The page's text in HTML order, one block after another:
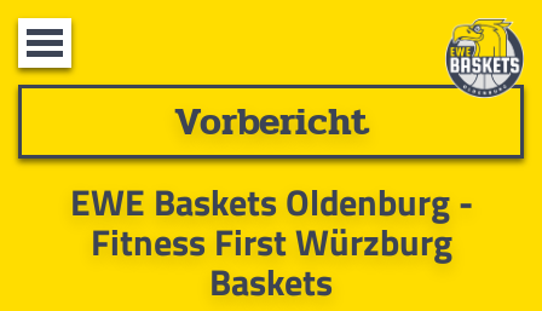
Toggle
navigation
Vorbericht
EWE Baskets Oldenburg -
Fitness First Würzburg
Baskets